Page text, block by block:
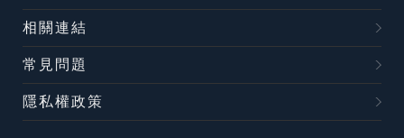
相關連結
常見問題
隱私權政策